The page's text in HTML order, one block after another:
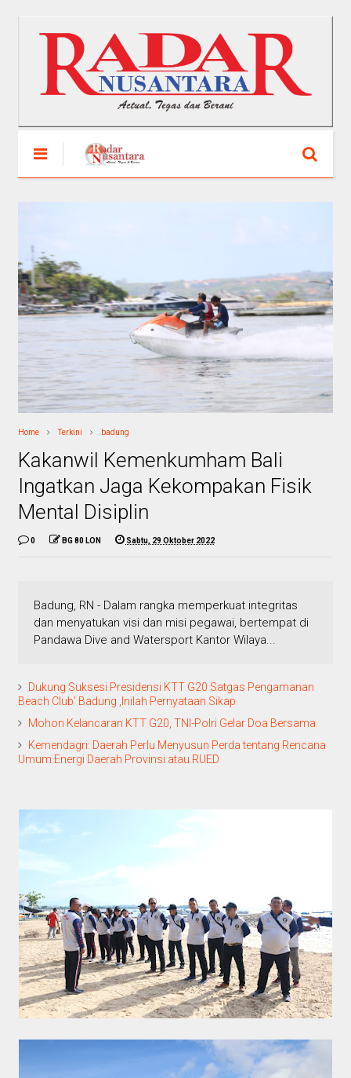
Home Terkini badung
Kakanwil Kemenkumham Bali
Ingatkan Jaga Kekompakan Fisik
Mental Disiplin
0 BG 80 LON Sabtu, 29 Oktober 2022
Badung, RN - Dalam rangka memperkuat integritas
dan menyatukan visi dan misi pegawai, bertempat di
Pandawa Dive and Watersport Kantor Wilaya...
Dukung Suksesi Presidensi KTT G20 Satgas Pengamanan
Beach Club' Badung ,lnilah Pernyataan Sikap
Mohon Kelancaran KTT G20, TNI-Polri Gelar Doa Bersama
Kemendagri: Daerah Perlu Menyusun Perda tentang Rencana
Umum Energi Daerah Provinsi atau RUED